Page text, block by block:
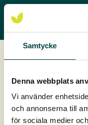
Samtycke
Denna webbplats
Vi använder
och annonserna till
för sociala medier
Download
Entreprise
Vores entreprise &
denne side.